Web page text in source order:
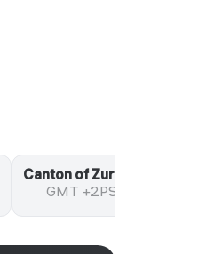
Canton of Zurich
GMT +2PST +9